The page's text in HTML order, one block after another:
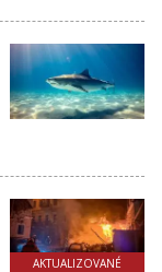
AKTUALIZOVANÉ